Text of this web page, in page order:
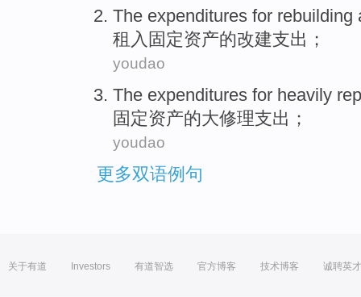
The expenditures for rebuilding
租 入 固定资产的改建支出 ；
youdao
The expenditures for heavily
固定资产的大修理支出 ；
youdao
更多双语例句
关于有道 Investors 有道智选 官方博客 技术博客 诚聘英才